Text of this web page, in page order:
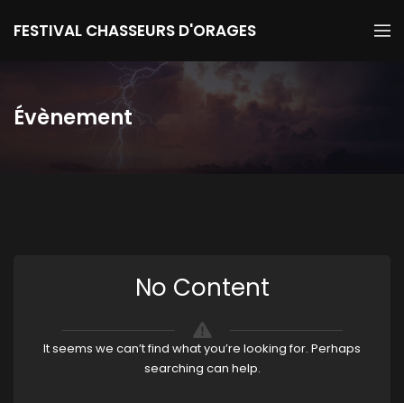
FESTIVAL CHASSEURS D'ORAGES
Évènement
No Content
It seems we can’t find what you’re looking for. Perhaps
searching can help.